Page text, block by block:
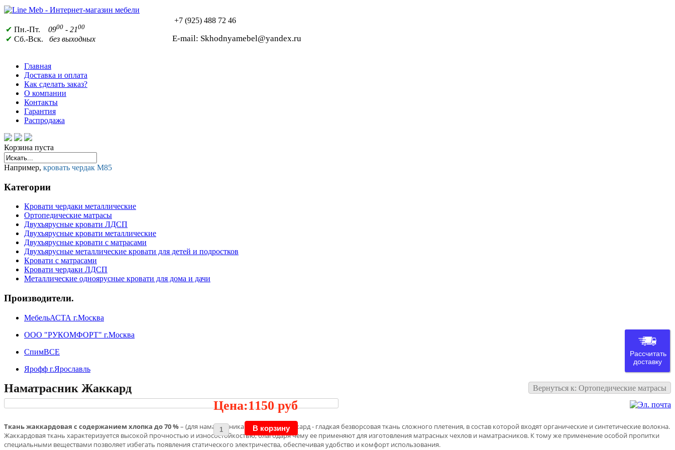
✔ Пн.-Пт. 0900 - 2100
✔ Сб.-Вск. без выходных
+7 (925) 488 72 46
E-mail: Skhodnyamebel@yandex.ru
Главная
Доставка и оплата
Как сделать заказ?
О компании
Контакты
Гарантия
Распродажа
Корзина пуста
Например, кровать чердак М85
Категории
Кровати чердаки металлические
Ортопедические матрасы
Двухъярусные кровати ЛДСП
Двухъярусные кровати металлические
Двухъярусные кровати с матрасами
Двухъярусные металлические кровати для детей и подростков
Кровати с матрасами
Кровати чердаки ЛДСП
Металлические одноярусные кровати для дома и дачи
Производители.
МебельАСТА г.Москва
ООО "РУКОМФОРТ" г.Москва
СпимВСЕ
Ярофф г.Ярославль
Вернуться к: Ортопедические матрасы
Наматрасник Жаккард
Цена:1150 руб
Ткань жаккардовая с содержанием хлопка до 70 %– (для наматрасника СТАНДАРТ). Жаккард - гладкая безворсовая ткань сложного плетения, в состав которой входят органические и синтетические волокна.
Жаккардовая ткань характеризуется высокой прочностью и износостойкостью, благодаря чему ее применяют для изготовления матрасных чехлов и наматрасников. К тому же применение особой пропитки
специальными веществами позволяет избегать появления статического электричества, обеспечивая удобство и комфорт использования.
Рассчитать
доставку